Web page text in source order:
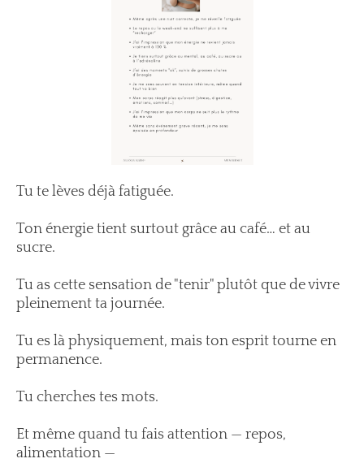
Tu te lèves déjà fatiguée.
Ton énergie tient surtout grâce au café… et au
sucre.
Tu as cette sensation de "tenir" plutôt que de vivre
pleinement ta journée.
Tu es là physiquement, mais ton esprit tourne en
permanence.
Tu cherches tes mots.
Et même quand tu fais attention — repos,
alimentation —